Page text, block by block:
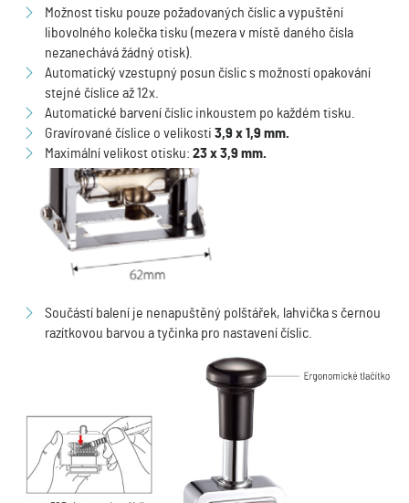
Možnost tisku pouze požadovaných číslic a vypuštění
libovolného kolečka tisku (mezera v místě daného čísla
nezanechává žádný otisk).
Automatický vzestupný posun číslic s možností opakování
stejné číslice až 12x.
Automatické barvení číslic inkoustem po každém tisku.
Gravírované číslice o velikosti 3,9 x 1,9 mm.
Maximální velikost otisku: 23 x 3,9 mm.
Součástí balení je nenapuštěný polštářek, lahvička s černou
razítkovou barvou a tyčinka pro nastavení číslic.